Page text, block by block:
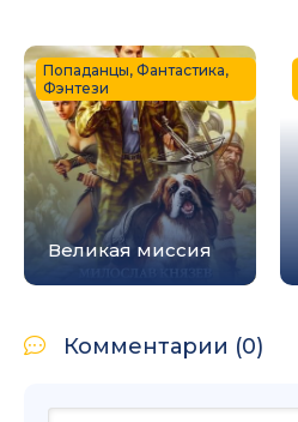
Великая миссия
Попаданцы, Фантастика,
Фэнтези
Комментарии (0)